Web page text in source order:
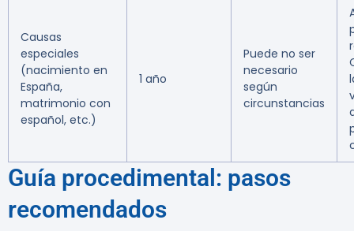
Causas
especiales
(nacimiento en
España,
matrimonio con
español, etc.)
1 año
Puede no ser
necesario
según
circunstancias
Guía procedimental: pasos
recomendados